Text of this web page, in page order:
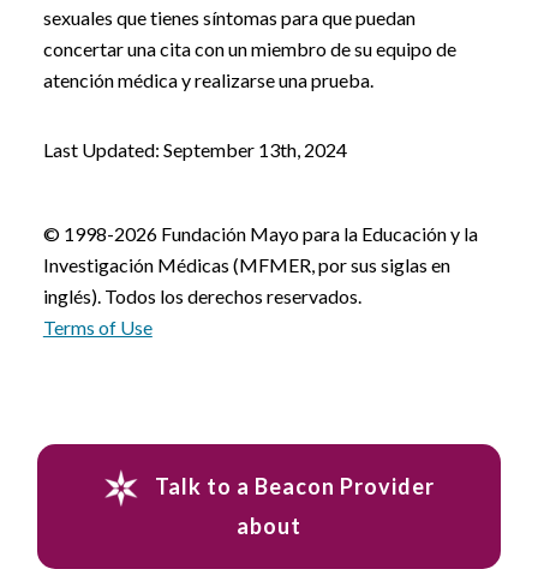
sexuales que tienes síntomas para que puedan
concertar una cita con un miembro de su equipo de
atención médica y realizarse una prueba.
Last Updated: September 13th, 2024
© 1998-2026 Fundación Mayo para la Educación y la
Investigación Médicas (MFMER, por sus siglas en
inglés). Todos los derechos reservados.
Terms of Use
Talk to a Beacon Provider
about